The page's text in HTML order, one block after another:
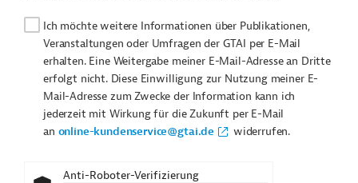
Ich möchte weitere Informationen über Publikationen,
Veranstaltungen oder Umfragen der GTAI per E-Mail
erhalten. Eine Weitergabe meiner E-Mail-Adresse an Dritte
erfolgt nicht. Diese Einwilligung zur Nutzung meiner E-
Mail-Adresse zum Zwecke der Information kann ich
jederzeit mit Wirkung für die Zukunft per E-Mail
an online-kundenservice@gtai.de widerrufen.
Anti-Roboter-Verifizierung